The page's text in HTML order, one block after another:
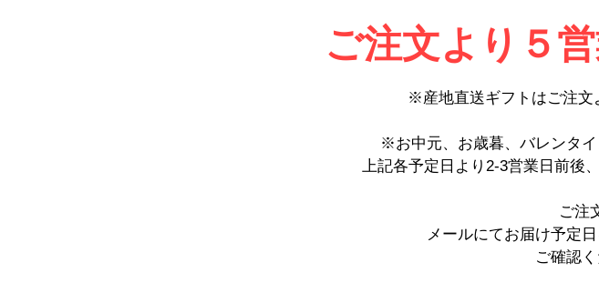
ご注文より５
※産地直送ギフトはご注文
※お中元、お歳暮、バレンタイ
上記各予定日より2-3営業日前後
ご注
メールにてお届け予定
ご確認く